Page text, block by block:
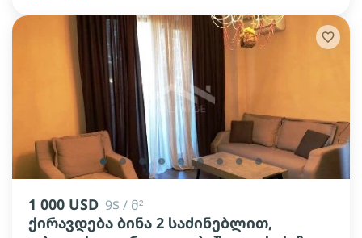
lens lens lens lens lens lens lens lens lens
1 000 USD 9$ / მ²
ქირავდება ბინა 2 საძინებლით,